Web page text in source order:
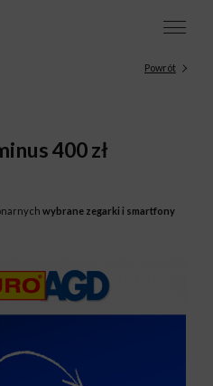
Powrót
400 zł
wybrane zegarki i smartfony